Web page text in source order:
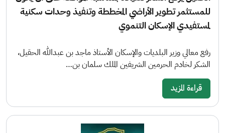
للمستثمر تطوير الأراضي المخططة وتنفيذ وحدات سكنية
لمستفيدي الإسكان التنموي
رفع معالي وزير البلديات والإسكان الأستاذ ماجد بن عبدالله الحقيل،
الشكر لخادم الحرمين الشريفين الملك سلمان بن…
قراءة المزيد